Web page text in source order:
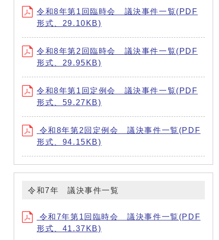
令和8年第1回臨時会 議決事件一覧(PDF
形式、29.10KB)
令和8年第2回臨時会 議決事件一覧(PDF
形式、29.95KB)
令和8年第1回定例会 議決事件一覧(PDF
形式、59.27KB)
令和8年第2回定例会 議決事件一覧(PDF
形式、94.15KB)
令和7年 議決事件一覧
令和7年第1回臨時会 議決事件一覧(PDF
形式、41.37KB)